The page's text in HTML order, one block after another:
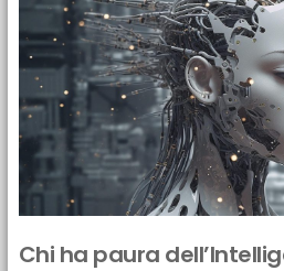
Chi ha paura